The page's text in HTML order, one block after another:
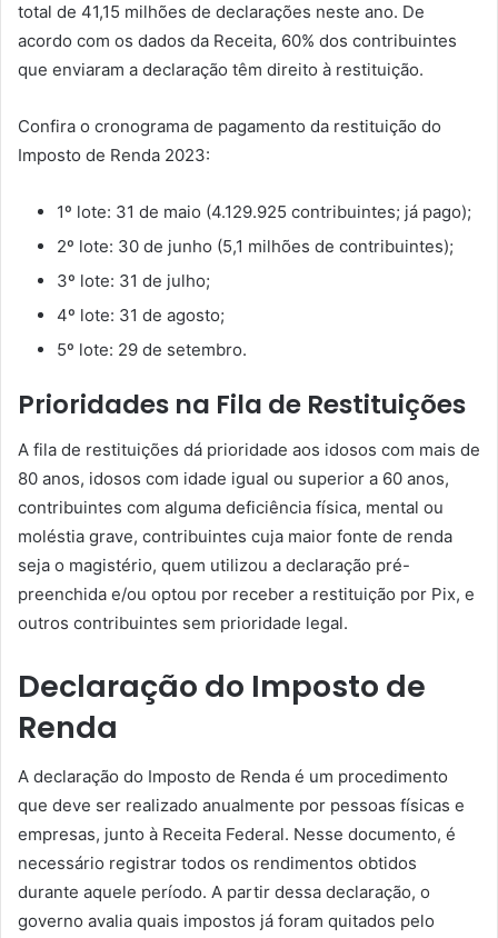
total de 41,15 milhões de declarações neste ano. De
acordo com os dados da Receita, 60% dos contribuintes
que enviaram a declaração têm direito à restituição.
Confira o cronograma de pagamento da restituição do
Imposto de Renda 2023:
1º lote: 31 de maio (4.129.925 contribuintes; já pago);
2º lote: 30 de junho (5,1 milhões de contribuintes);
3º lote: 31 de julho;
4º lote: 31 de agosto;
5º lote: 29 de setembro.
Prioridades na Fila de Restituições
A fila de restituições dá prioridade aos idosos com mais de
80 anos, idosos com idade igual ou superior a 60 anos,
contribuintes com alguma deficiência física, mental ou
moléstia grave, contribuintes cuja maior fonte de renda
seja o magistério, quem utilizou a declaração pré-
preenchida e/ou optou por receber a restituição por Pix, e
outros contribuintes sem prioridade legal.
Declaração do Imposto de
Renda
A declaração do Imposto de Renda é um procedimento
que deve ser realizado anualmente por pessoas físicas e
empresas, junto à Receita Federal. Nesse documento, é
necessário registrar todos os rendimentos obtidos
durante aquele período. A partir dessa declaração, o
governo avalia quais impostos já foram quitados pelo